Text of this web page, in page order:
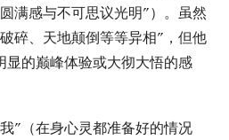
满感与不可思议光明”）。虽然
碎、天地颠倒等等异相”，但他
的巅峰体验或大彻大悟的感
”（在身心灵都准备好的情况